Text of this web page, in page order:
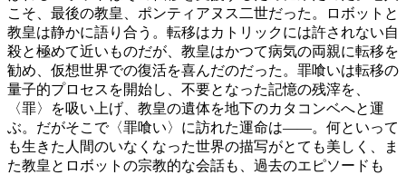
こそ、最後の教皇、ポンティアヌス二世だった。ロボットと
教皇は静かに語り合う。転移はカトリックには許されない自
殺と極めて近いものだが、教皇はかつて病気の両親に転移を
勧め、仮想世界での復活を喜んだのだった。罪喰いは転移の
量子的プロセスを開始し、不要となった記憶の残滓を、
〈罪〉を吸い上げ、教皇の遺体を地下のカタコンベへと運
ぶ。だがそこで〈罪喰い〉に訪れた運命は――。何といって
も生きた人間のいなくなった世界の描写がとても美しく、ま
た教皇とロボットの宗教的な会話も、過去のエピソードも